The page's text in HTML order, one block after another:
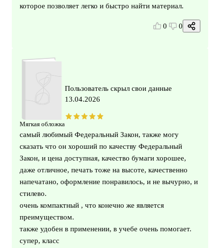
которое позволяет легко и быстро найти материал.
0 0
Мягкая обложка
Пользователь скрыл свои данные
13.04.2026
самый любимый Федеральный Закон, также могу
сказать что он хороший по качеству Федеральный
Закон, и цена доступная, качество бумаги хорошее,
даже отличное, печать тоже на высоте, качественно
напечатано, оформление понравилось, и не вычурно, и
стилево.
очень компактный , что конечно же является
преимуществом.
также удобен в применении, в учебе очень помогает.
супер, класс